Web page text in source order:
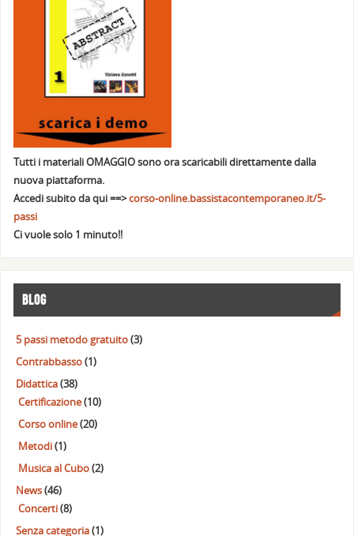
Tutti i materiali OMAGGIO sono ora scaricabili direttamente dalla
nuova piattaforma.
Accedi subito da qui ==>corso-online.bassistacontemporaneo.it/5-
passi
Ci vuole solo 1 minuto!!
BLOG
5 passi metodo gratuito(3)
Contrabbasso(1)
Didattica(38)
Certificazione(10)
Corso online(20)
Metodi(1)
Musica al Cubo(2)
News(46)
Concerti(8)
Senza categoria(1)